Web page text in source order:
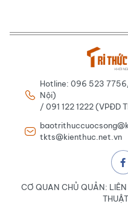
Hotline: 096 523
Nội)
/ 091 122 1222 (VPĐD
tkts@kienthuc.net.vn
CƠ QUAN CHỦ QUẢN: LIÊN